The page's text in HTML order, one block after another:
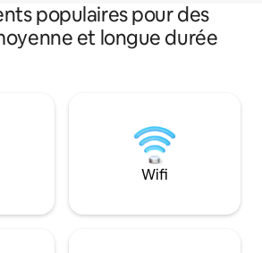
populaires pour des
et longue durée
Wifi